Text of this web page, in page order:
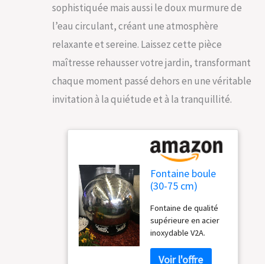
sophistiquée mais aussi le doux murmure de
l’eau circulant, créant une atmosphère
relaxante et sereine. Laissez cette pièce
maîtresse rehausser votre jardin, transformant
chaque moment passé dehors en une véritable
invitation à la quiétude et à la tranquillité.
Fontaine boule
(30-75 cm)
inoxydable, avec
éclairage LED.
Durchmesser =
60 cm
Fontaine de qualité
supérieure en acier
inoxydable V2A.
regards dans votre